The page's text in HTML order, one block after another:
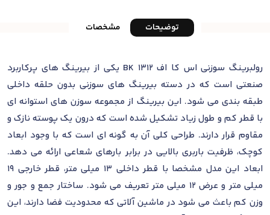
توضیحات مشخصات
رولبرینگ سوزنی اس کا اف BK 1312 یکی از بیرینگ های پرکاربرد
صنعتی است که در دسته بیرینگ های سوزنی بدون حلقه داخلی
طبقه بندی می شود. این بیرینگ از مجموعه سوزن های استوانه ای
با قطر کم و طول زیاد تشکیل شده است که درون یک پوسته نازک و
مقاوم قرار دارند. طراحی کلی آن به گونه ای است که با وجود ابعاد
کوچک، ظرفیت باربری بالایی در برابر بارهای شعاعی ارائه می دهد.
ابعاد این مدل مشخصا با قطر داخلی 13 میلی متر، قطر خارجی 19
میلی متر و عرض 12 میلی متر تعریف می شود. ساختار جمع و جور و
وزن کم باعث می شود در ماشین آلاتی که محدودیت فضا دارند، این